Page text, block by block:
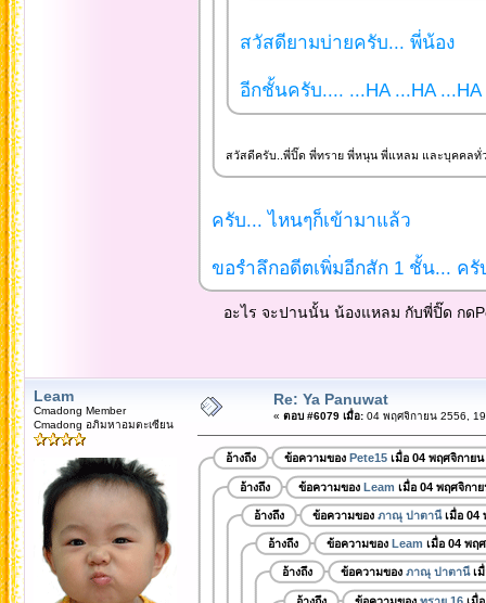
สวัสดียามบ่ายครับ... พี่น้อง
อีกชั้นครับ.... ...HA ...HA ...HA
สวัสดีครับ..พี่ปิ๊ด พี่ทราย พี่หนุน พี่แหลม และบุคคลทั่
ครับ... ไหนๆก็เข้ามาแล้ว
ขอรำลึกอดีตเพิ่มอีกสัก 1 ชั้น... ครั
อะไร จะปานนั้น น้องแหลม กับพี่ปิ๊ด กด
Leam
Cmadong Member
Cmadong อภิมหาอมตะเซียน
Re: Ya Panuwat
« ตอบ #6079 เมื่อ:04 พฤศจิกายน 2556,
อ้างถึง ข้อความของ Pete15เมื่อ 04 พฤศจิกายน
อ้างถึง ข้อความของ Leam เมื่อ 04 พฤศจิกา
อ้างถึง ข้อความของ ภาณุ ปาตานีเมื่อ 04
อ้างถึง ข้อความของ Leam เมื่อ 04 พฤ
อ้างถึง ข้อความของ ภาณุ ปาตานีเมื่